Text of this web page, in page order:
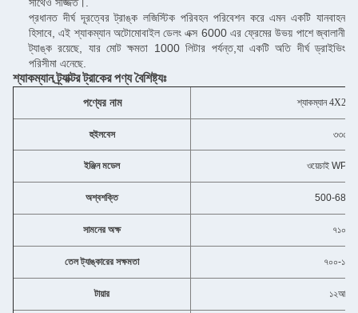
প্রধানত দীর্ঘ দূরত্বের ট্রাঙ্ক লজিস্টিক পরিবহন পরিবেশন করে এমন একটি যানবাহন
হিসাবে, এই শ্যাকম্যান অটোমোবাইল ডেলং এক্স 6000 এর ফ্রেমের উভয় পাশে জ্বালানী
ট্যাঙ্ক রয়েছে, যার মোট ক্ষমতা 1000 লিটার পর্যন্ত,যা একটি অতি দীর্ঘ ড্রাইভিং
পরিসীমা এনেছে.
শ্যাকম্যান ট্র্যাক্টর ট্রাকের পণ্য বৈশিষ্ট্যঃ
পণ্যের নাম শ্যাকম্যান 4X2/
হুইলবেস ৩৩৫০
ইঞ্জিন মডেল ওয়েচাই
অশ্বশক্তি 500-680
সামনের অক্ষ ৭১০০
তেল ট্যাঙ্কারের সক্ষমতা ৭০০-১০০০
টায়ার